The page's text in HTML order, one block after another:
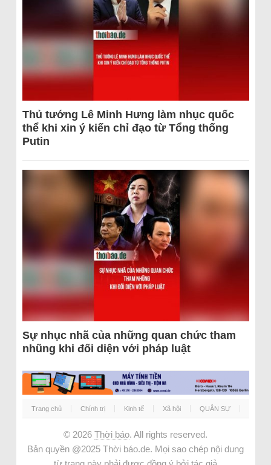
Thủ tướng Lê Minh Hưng làm nhục quốc
thể khi xin ý kiến chỉ đạo từ Tổng thống
Putin
Sự nhục nhã của những quan chức tham
nhũng khi đối diện với pháp luật
Trang chủ Chính trị Kinh tế Xã hội QUÂN SỰ
© 2026 Thời báo. All rights reserved.
Bản quyền @2025 Thời báo.de. Mọi sao chép nội dung